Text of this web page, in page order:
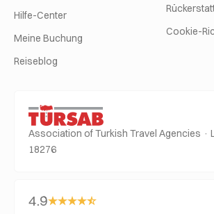
Hilfe-Center
Meine Buchung
Reiseblog
Cookie-
Association of Turkish Travel Agencies ·
18276
4.9